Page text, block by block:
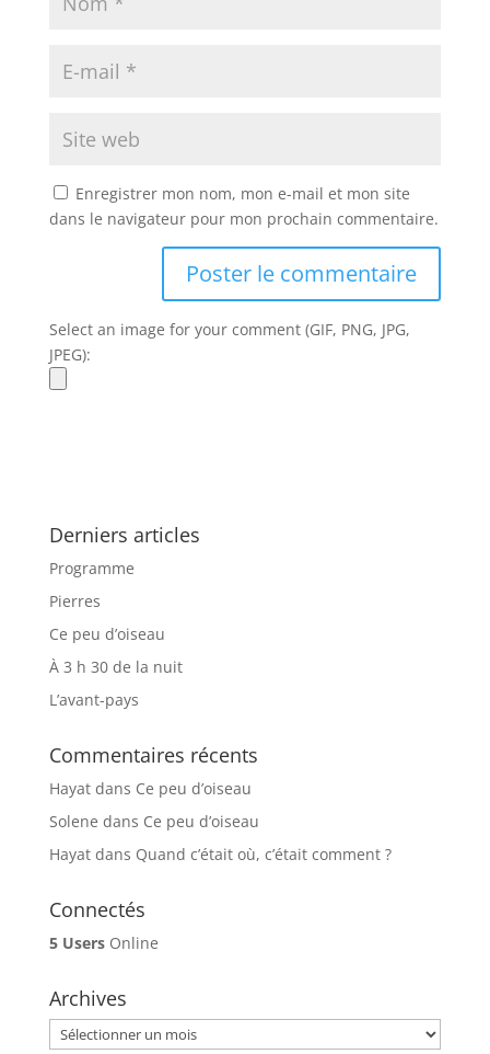
Enregistrer mon nom, mon e-mail et mon site
dans le navigateur pour mon prochain commentaire.
Select an image for your comment (GIF, PNG, JPG,
JPEG):
Derniers articles
Programme
Pierres
Ce peu d’oiseau
À 3 h 30 de la nuit
L’avant-pays
Commentaires récents
Hayatdans Ce peu d’oiseau
Solene dans Ce peu d’oiseau
Hayatdans Quand c’était où, c’était comment ?
Connectés
5 UsersOnline
Archives
Archives